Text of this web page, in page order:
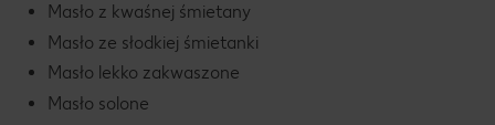
Masło z kwaśnej śmietany
Masło ze słodkiej śmietanki
Masło lekko zakwaszone
Masło solone